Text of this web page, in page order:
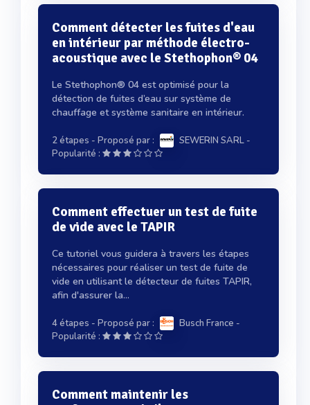
Comment détecter les fuites d'eau
en intérieur par méthode électro-
acoustique avec le Stethophon® 04
Le Stethophon® 04 est optimisé pour la
détection de fuites d’eau sur système de
chauffage et système sanitaire en intérieur.
2 étapes - Proposé par : SEWERIN SARL -
Popularité :
Comment effectuer un test de fuite
de vide avec le TAPIR
Ce tutoriel vous guidera à travers les étapes
nécessaires pour réaliser un test de fuite de
vide en utilisant le détecteur de fuites TAPIR,
afin d'assurer la...
4 étapes - Proposé par : Busch France -
Popularité :
Comment maintenir les